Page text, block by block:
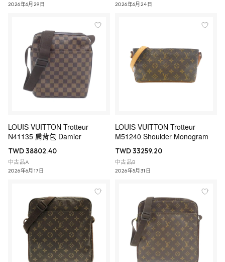
2026年6月29日 2026年6月24日
LOUIS VUITTON Trotteur
N41135 肩背包 Damier
TWD 38802.40
中古品A
2026年6月17日
LOUIS VUITTON Trotteur
M51240 Shoulder Monogram
TWD 33259.20
中古品B
2026年5月31日